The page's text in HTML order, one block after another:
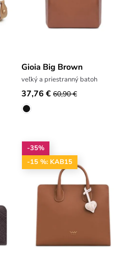
Gioia Big Brown
veľký a priestranný batoh
37,76 € 60,90 €
-35%
-15 %: KAB15